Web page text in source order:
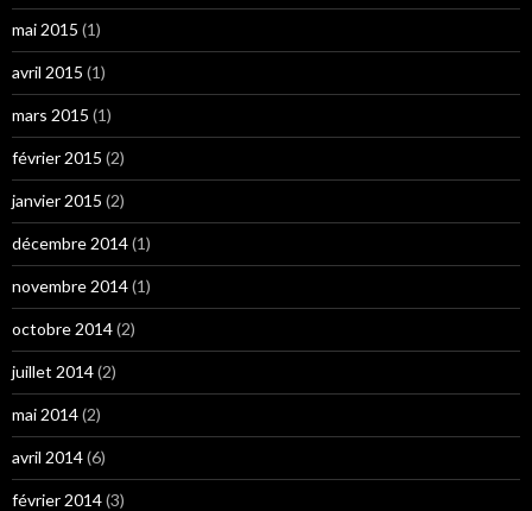
mai 2015 (1)
avril 2015 (1)
mars 2015 (1)
février 2015 (2)
janvier 2015 (2)
décembre 2014(1)
novembre 2014(1)
octobre 2014(2)
juillet 2014(2)
mai 2014(2)
avril 2014(6)
février 2014(3)